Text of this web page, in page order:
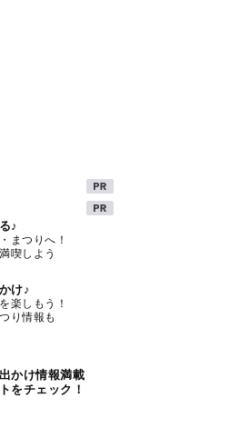
♪
まつりへ！
喫しよう
け♪
楽しもう！
り情報も
かけ情報満載
をチェック！